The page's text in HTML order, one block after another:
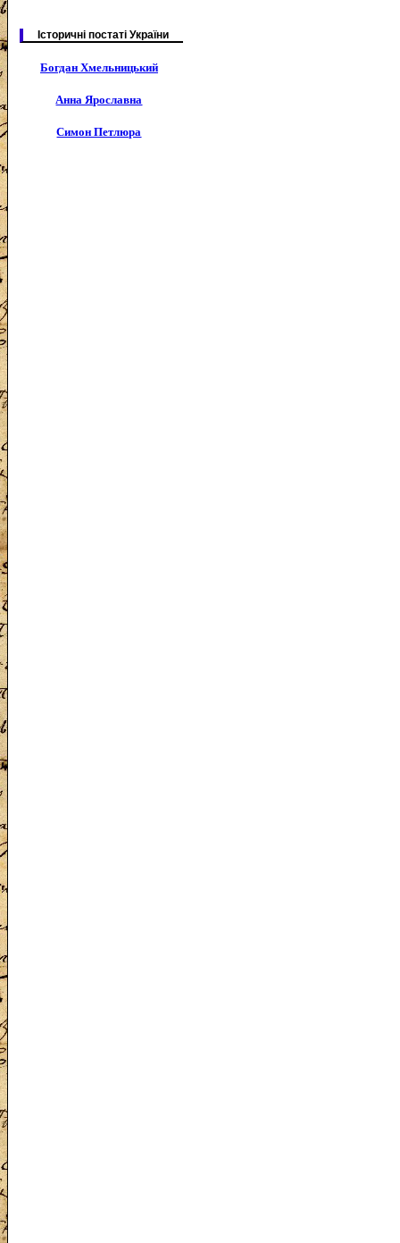
Історичні постаті України
Богдан Хмельницький
Анна Ярославна
Симон Петлюра